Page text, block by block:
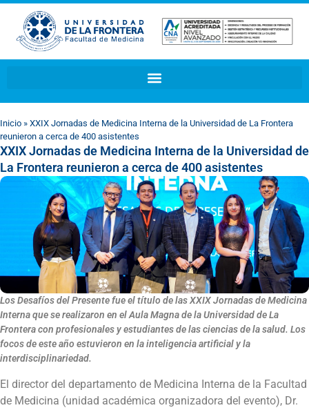
Inicio » XXIX Jornadas de Medicina Interna de la Universidad de La Frontera
reunieron a cerca de 400 asistentes
XXIX Jornadas de Medicina Interna de la Universidad de
La Frontera reunieron a cerca de 400 asistentes
Los Desafíos del Presente fue el título de las XXIX Jornadas de Medicina
Interna que se realizaron en el Aula Magna de la Universidad de La
Frontera con profesionales y estudiantes de las ciencias de la salud. Los
focos de este año estuvieron en la inteligencia artificial y la
interdisciplinariedad.
El director del departamento de Medicina Interna de la Facultad
de Medicina (unidad académica organizadora del evento), Dr.